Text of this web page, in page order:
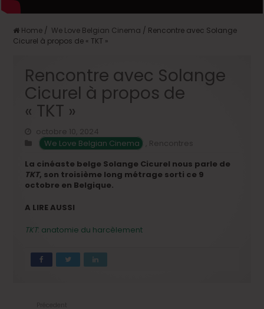
Home / We Love Belgian Cinema / Rencontre avec Solange
Cicurel à propos de « TKT »
Rencontre avec Solange
Cicurel à propos de
« TKT »
octobre 10, 2024
We Love Belgian Cinema
Rencontres
La cinéaste belge Solange Cicurel nous parle de
TKT, son troisième long métrage sorti ce 9
octobre en Belgique.
A LIRE AUSSI
TKT: anatomie du harcèlement